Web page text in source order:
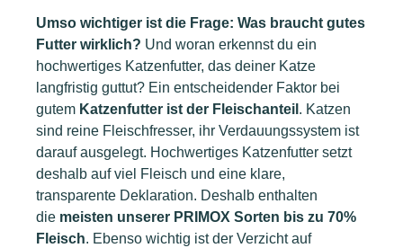
Umso wichtiger ist die Frage: Was braucht gutes
Futter wirklich? Und woran erkennst du ein
hochwertiges Katzenfutter, das deiner Katze
langfristig guttut? Ein entscheidender Faktor bei
gutem Katzenfutter ist der Fleischanteil . Katzen
sind reine Fleischfresser, ihr Verdauungssystem ist
darauf ausgelegt. Hochwertiges Katzenfutter setzt
deshalb auf viel Fleisch und eine klare,
transparente Deklaration. Deshalb enthalten
die meisten unserer PRIMOX Sorten bis zu 70%
Fleisch. Ebenso wichtig ist der Verzicht auf